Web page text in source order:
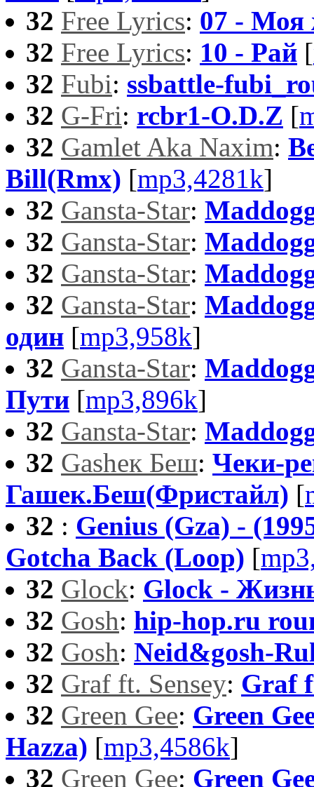
32 Free Lyrics: 07 - Моя
32 Free Lyrics: 10 - Рай [
32 Fubi: ssbattle-
32 G-Fri: rcbr1-O.D.Z [
32 Gamlet Aka Naxim:
Bill(Rmx) [mp3,4281k]
32 Gansta-Star:
32 Gansta-Star:
32 Gansta-Star:
32 Gansta-Star:
один [mp3,958k]
32 Gansta-Star:
Пути [mp3,896k]
32 Gansta-Star:
32 Gasheк Беш: Чеки-
Гашек.Беш(Фристайл) [
32 : Genius (Gza) -
Gotcha Back (Loop) [
32 Glock: Glock -
32 Gosh: hip-hop.ru
32 Gosh: Neid&gosh-
32 Graf ft. Sensey: Graf
32 Green Gee: Green
Hazza) [mp3,4586k]
32 Green Gee: Green